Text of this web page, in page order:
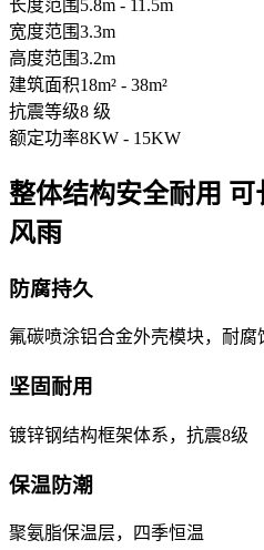
长度范围 5.8m - 11.5m
宽度范围3.3m
高度范围3.2m
建筑面积18m² - 38m²
抗震等级8 级
额定功率8KW - 15KW
整体结构安全耐用
风雨
防腐持久
氟碳喷涂铝合金外壳模块，耐腐
坚固耐用
镀锌钢结构框架体系，抗震8级
保温防潮
聚氨脂保温层，四季恒温